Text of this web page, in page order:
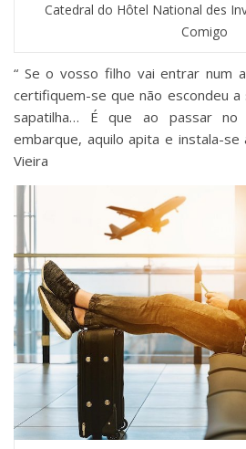
Catedral do Hôtel National des
Comigo
“‬‪ Se o vosso filho vai entrar num
certifiquem-se que não escondeu
sapatilha… É que ao passar
embarque, aquilo apita e instala-se
Vieira ‬